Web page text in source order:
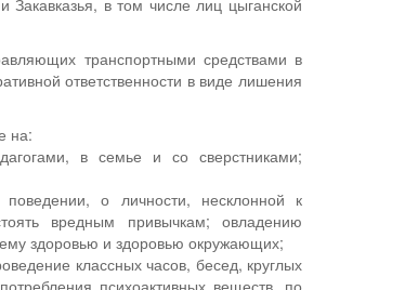
в том числе лиц цыганской
транспортными средствами в
ответственности в виде лишения
на:
в семье и со сверстниками;
о личности, несклонной к
вредным привычкам; овладению
здоровью и здоровью окружающих;
классных часов, бесед, круглых